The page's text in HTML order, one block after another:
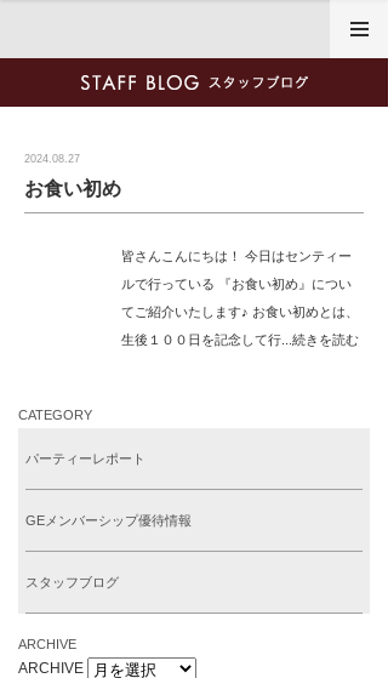
2024.08.27
お食い初め
皆さんこんにちは！ 今日はセンティー
ルで行っている 『お食い初め』につい
てご紹介いたします♪ お食い初めとは、
生後１００日を記念して行...続きを読む
CATEGORY
パーティーレポート
GEメンバーシップ優待情報
スタッフブログ
ARCHIVE
ARCHIVE